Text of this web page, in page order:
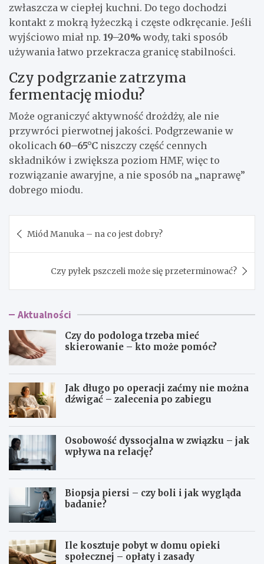
zwłaszcza w ciepłej kuchni. Do tego dochodzi
kontakt z mokrą łyżeczką i częste odkręcanie. Jeśli
wyjściowo miał np. 19–20% wody, taki sposób
używania łatwo przekracza granicę stabilności.
Czy podgrzanie zatrzyma
fermentację miodu?
Może ograniczyć aktywność drożdży, ale nie
przywróci pierwotnej jakości. Podgrzewanie w
okolicach 60–65°C niszczy część cennych
składników i zwiększa poziom HMF, więc to
rozwiązanie awaryjne, a nie sposób na „naprawę”
dobrego miodu.
wpisu
Miód Manuka – na co jest dobry?
Czy pyłek pszczeli może się przeterminować?
Aktualności
Czy do podologa trzeba mieć
skierowanie – kto może pomóc?
Jak długo po operacji zaćmy nie można
dźwigać – zalecenia po zabiegu
Osobowość dyssocjalna w związku – jak
wpływa na relację?
Biopsja piersi – czy boli i jak wygląda
badanie?
Ile kosztuje pobyt w domu opieki
społecznej – opłaty i zasady